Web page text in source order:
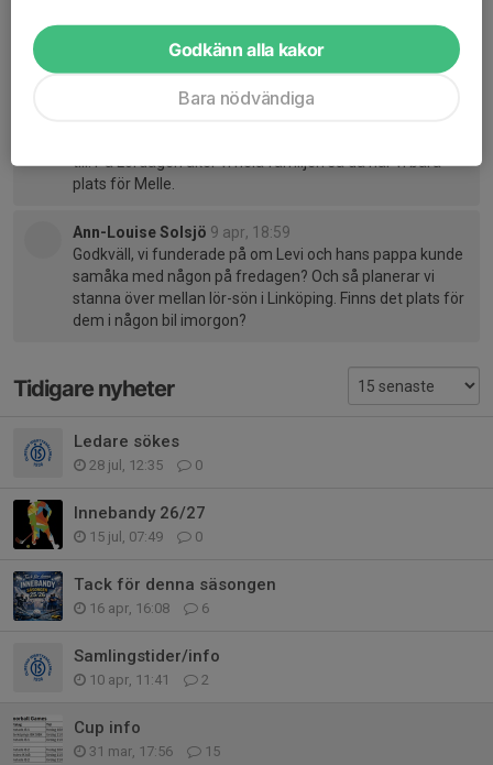
Cevin Pettersson5 apr, 12:41
Kan köra fredag och söndag. Edvin + 2 platser till. Ev
lördag oxå om det behövs.
till. På Lördagen åker vi hela familjen så då har vi bara
plats för Melle.
Ann-Louise Solsjö 9 apr, 18:59
Godkväll, vi funderade på om Levi och hans pappa kunde
samåka med någon på fredagen? Och så planerar vi
stanna över mellan lör-sön i Linköping. Finns det plats för
dem i någon bil imorgon?
Tidigare nyheter
Ledare sökes
28 jul, 12:35 0
Innebandy 26/27
15 jul, 07:49 0
Tack för denna säsongen
16 apr, 16:08 6
Samlingstider/info
10 apr, 11:41 2
Cup info
31 mar, 17:56 15
Godkänn alla kakor
Bara nödvändiga